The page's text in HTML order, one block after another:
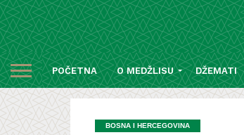
POČETNA O MEDŽLISU DŽEMATI
BOSNA I HERCEGOVINA